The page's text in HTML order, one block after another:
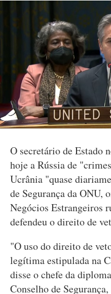
O secretário de Estado
hoje a Rússia de
Ucrânia "quase
de Segurança da ONU,
Negócios Estrangeiros
defendeu o direito de
"O uso do direito de
legítima estipulada na
disse o chefe da
Conselho de